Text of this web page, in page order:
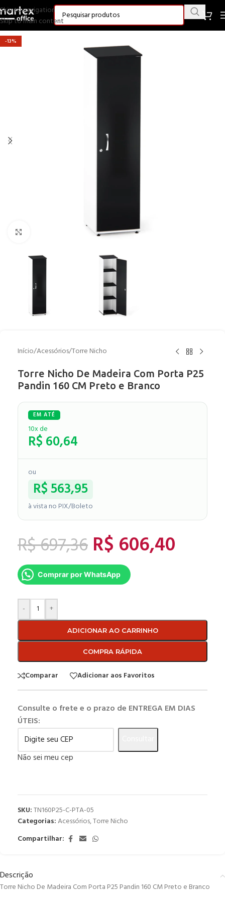
Skip to navigation
Skip to main content
-13%
Início/Acessórios/Torre Nicho
Torre Nicho De Madeira Com Porta P25
Pandin 160 CM Preto e Branco
10x de
R$60,64
ou
R$563,95
à vista no PIX/Boleto
R$697,36 R$ 606,40
Comprar por WhatsApp
- +
ADICIONAR AO CARRINHO
COMPRA RÁPIDA
Comparar Adicionar aos Favoritos
Consulte o frete e o prazo de ENTREGA EM DIAS
ÚTEIS:
Não sei meu cep
SKU:TN160P25-C-PTA-05
Categorias:Acessórios,Torre Nicho
Compartilhar:
Descrição
Torre Nicho De Madeira Com Porta P25 Pandin 160 CM Preto e Branco